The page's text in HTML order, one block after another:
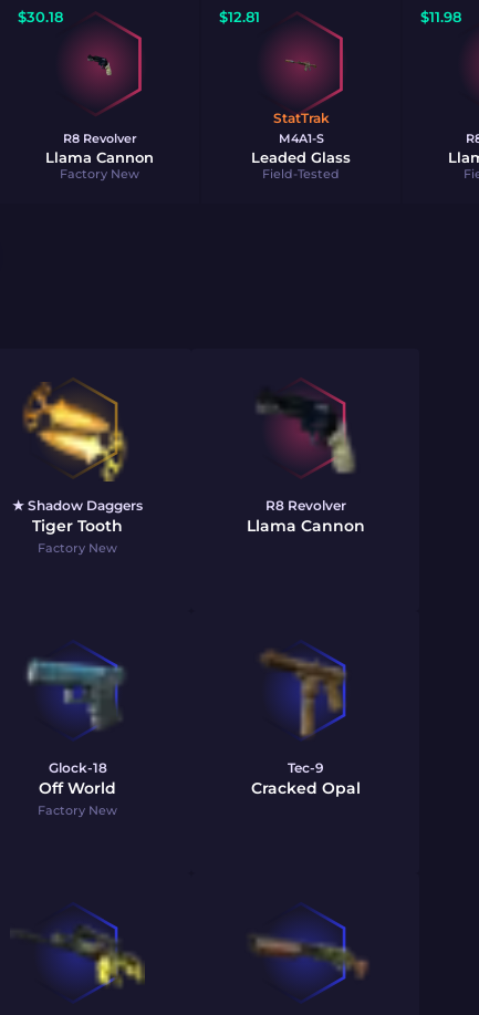
$30.18
R8 Revolver
Llama Cannon
Factory New
$12.81
StatTrak
M4A1-S
Leaded Glass
Field-Tested
$11.98
★ Shadow Daggers
Tiger Tooth
Factory New
R8 Revolver
Llama Cannon
Glock-18
Off World
Factory New
Tec-9
Cracked Opal